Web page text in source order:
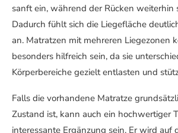
sanft ein, während der Rücken weiterhin
Dadurch fühlt sich die Liegefläche
an. Matratzen mit mehreren Liegezonen
besonders hilfreich sein, da sie
Körperbereiche gezielt entlasten und
Falls die vorhandene Matratze
Zustand ist, kann auch ein hochwertiger
interessante Ergänzung sein. Er wird auf